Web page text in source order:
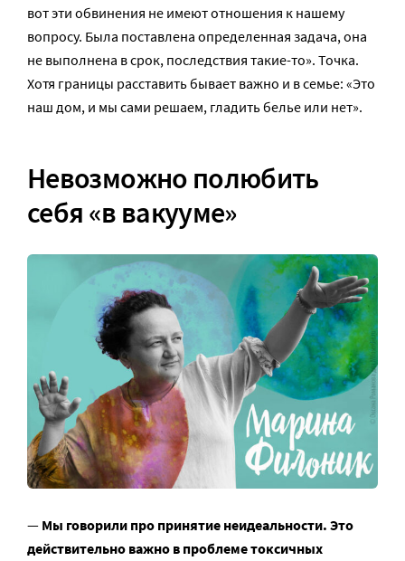
вот эти обвинения не имеют отношения к нашему
вопросу. Была поставлена определенная задача, она
не выполнена в срок, последствия такие-то». Точка.
Хотя границы расставить бывает важно и в семье: «Это
наш дом, и мы сами решаем, гладить белье или нет».
Невозможно полюбить
себя «в вакууме»
— Мы говорили про принятие неидеальности. Это
действительно важно в проблеме токсичных